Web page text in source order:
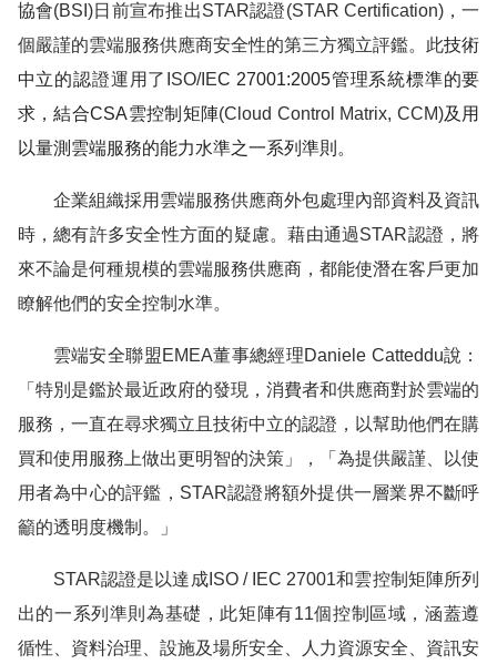
協會(BSI)日前宣布推出STAR認證(STAR Certification)，一
個嚴謹的雲端服務供應商安全性的第三方獨立評鑑。此技術
中立的認證運用了 ISO/IEC 27001:2005管理系統標準的要
求，結合CSA雲控制矩陣(Cloud Control Matrix, CCM)及用
以量測雲端服務的能力水準之一系列準則。
企業組織採用雲端服務供應商外包處理內部資料及資訊
時，總有許多安全性方面的疑慮。藉由通過STAR認證，將
來不論是何種規模的雲端服務供應商，都能使潛在客戶更加
瞭解他們的安全控制水準。
雲端安全聯盟 EMEA董事總經理Daniele Catteddu說：
「特別是鑑於最近政府的發現，消費者和供應商對於雲端的
服務，一直在尋求獨立且技術中立的認證，以幫助他們在購
買和使用服務上做出更明智的決策」，「為提供嚴謹、以使
用者為中心的評鑑， STAR認證將額外提供一層業界不斷呼
籲的透明度機制。」
STAR認證是以達成ISO / IEC 27001和雲控制矩陣所列
出的一系列準則為基礎，此矩陣有11個控制區域，涵蓋遵
循性、資料治理、設施及場所安全、人力資源安全、資訊安